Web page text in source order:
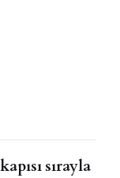
sırayla